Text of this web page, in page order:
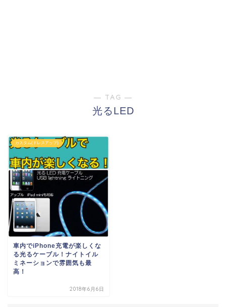
― TAG ―
光るLED
カスタム(ドレスアップ)
車内でiPhone充電が楽しくな
る光るケーブル！ナイトイル
ミネーションで雰囲気も最
高！
2018年6月6日